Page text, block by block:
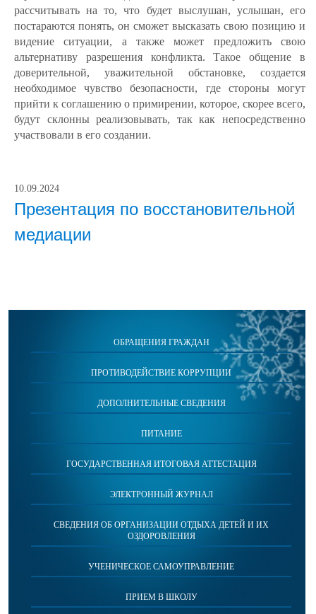
рассчитывать на то, что будет выслушан, услышан, его
постараются понять, он сможет высказать свою позицию и
видение ситуации, а также может предложить свою
альтернативу разрешения конфликта. Такое общение в
доверительной, уважительной обстановке, создается
необходимое чувство безопасности, где стороны могут
прийти к соглашению о примирении, которое, скорее всего,
будут склонны реализовывать, так как непосредственно
участвовали в его создании.
10.09.2024
Презентация по восстановительной
медиации
ОБРАЩЕНИЯ ГРАЖДАН
ПРОТИВОДЕЙСТВИЕ КОРРУПЦИИ
ДОПОЛНИТЕЛЬНЫЕ СВЕДЕНИЯ
ПИТАНИЕ
ГОСУДАРСТВЕННАЯ ИТОГОВАЯ АТТЕСТАЦИЯ
ЭЛЕКТРОННЫЙ ЖУРНАЛ
СВЕДЕНИЯ ОБ ОРГАНИЗАЦИИ ОТДЫХА ДЕТЕЙ И ИХ
ОЗДОРОВЛЕНИЯ
УЧЕНИЧЕСКОЕ САМОУПРАВЛЕНИЕ
ПРИЕМ В ШКОЛУ